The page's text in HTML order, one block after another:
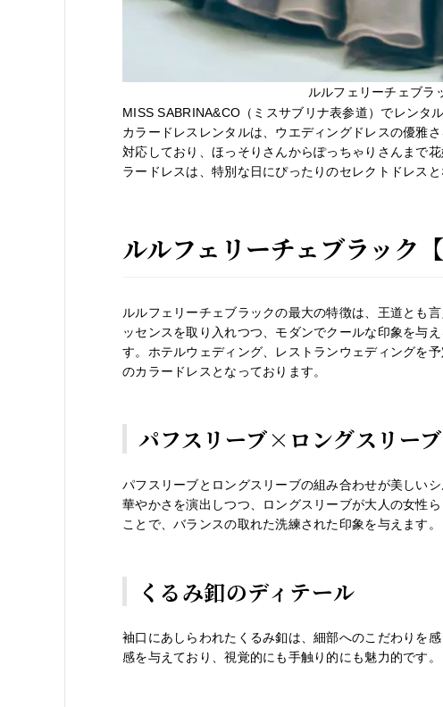
ルルフェリーチェブラ
MISS SABRINA&CO（ミスサブリナ表参道）でレン
カラードレスレンタルは、ウエディングドレスの優雅
対応しており、ほっそりさんからぽっちゃりさんまで
ラードレスは、特別な日にぴったりのセレクトドレスと
ルルフェリーチェブラック
ルルフェリーチェブラックの最大の特徴は、王道とも
ッセンスを取り入れつつ、モダンでクールな印象を与
す。ホテルウェディング、レストランウェディングを
のカラードレスとなっております。
パフスリーブ×ロングスリーブ
パフスリーブとロングスリーブの組み合わせが美しい
華やかさを演出しつつ、ロングスリーブが大人の女性
ことで、バランスの取れた洗練された印象を与えます。
くるみ釦のディテール
袖口にあしらわれたくるみ釦は、細部へのこだわりを
感を与えており、視覚的にも手触り的にも魅力的です。